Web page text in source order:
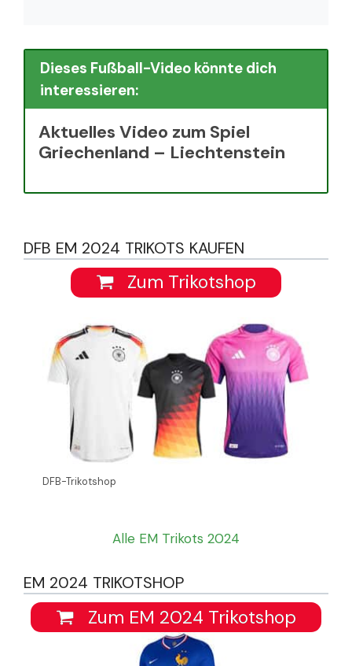
Dieses Fußball-Video könnte dich
interessieren:
Aktuelles Video zum Spiel
Griechenland – Liechtenstein
DFB EM 2024 TRIKOTS KAUFEN
Zum Trikotshop
DFB-Trikotshop
Alle EM Trikots 2024
EM 2024 TRIKOTSHOP
Zum EM 2024 Trikotshop